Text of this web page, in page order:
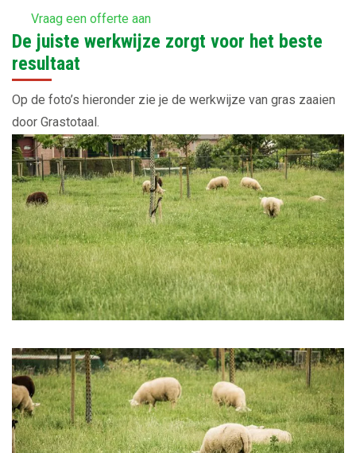
Vraag een offerte aan
De juiste werkwijze zorgt voor het beste
resultaat
Op de foto’s hieronder zie je de werkwijze van gras zaaien
door Grastotaal.